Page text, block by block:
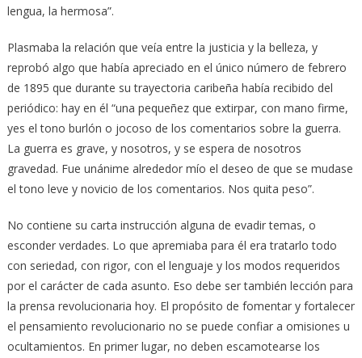
lengua, la hermosa”.
Plasmaba la relación que veía entre la justicia y la belleza, y
reprobó algo que había apreciado en el único número de febrero
de 1895 que durante su trayectoria caribeña había recibido del
periódico: hay en él “una pequeñez que extirpar, con mano firme,
yes el tono burlón o jocoso de los comentarios sobre la guerra.
La guerra es grave, y nosotros, y se espera de nosotros
gravedad. Fue unánime alrededor mío el deseo de que se mudase
el tono leve y novicio de los comentarios. Nos quita peso”.
No contiene su carta instrucción alguna de evadir temas, o
esconder verdades. Lo que apremiaba para él era tratarlo todo
con seriedad, con rigor, con el lenguaje y los modos requeridos
por el carácter de cada asunto. Eso debe ser también lección para
la prensa revolucionaria hoy. El propósito de fomentar y fortalecer
el pensamiento revolucionario no se puede confiar a omisiones u
ocultamientos. En primer lugar, no deben escamotearse los